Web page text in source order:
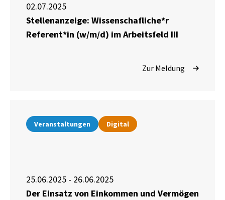
02.07.2025
Stellenanzeige: Wissenschafliche*r
Referent*in (w/m/d) im Arbeitsfeld III
Zur Meldung
Veranstaltungen Digital
25.06.2025 - 26.06.2025
Der Einsatz von Einkommen und Vermögen